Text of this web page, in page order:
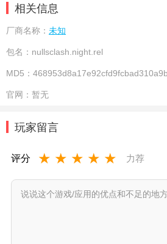
相关信息
厂商名称： 未知
包名： nullsclash.night.rel
MD5：
官网： 暂无
玩家留言
评分 ★ ★ ★ ★ ★ 力荐